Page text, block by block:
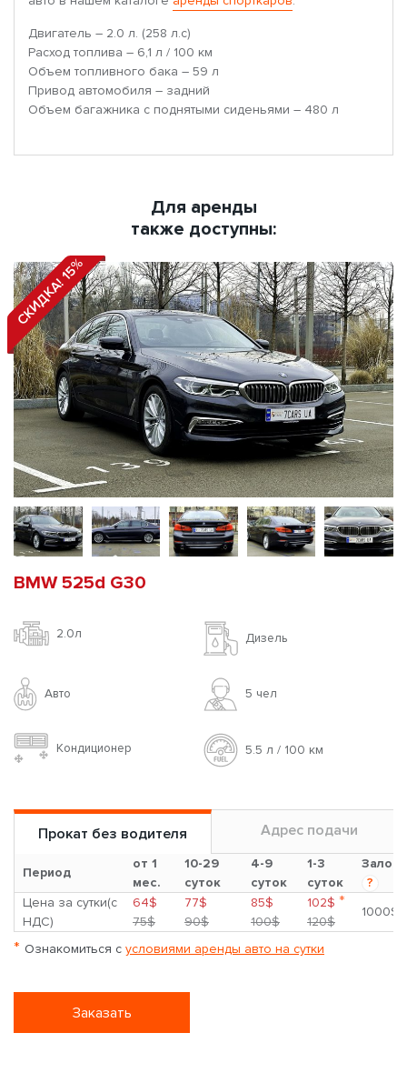
Двигатель – 2.0 л. (258 л.с)
Расход топлива – 6,1 л / 100 км
Объем топливного бака – 59 л
Привод автомобиля – задний
Объем багажника с поднятыми сиденьями – 480 л
Для аренды
также доступны:
СКИДКА! 15%
BMW 525d G30
2.0л Дизель
Авто 5 чел
Кондиционер 5.5 л / 100 км
Прокат без водителя Адрес подачи
Период
от 1
мес.
10-29
суток
4-9
суток
1-3
суток
Залог
?
Цена за сутки(с
НДС)
64$
75$
77$
90$
85$
100$
102$ *
120$
1000$
* Ознакомиться с условиями аренды авто на сутки
Заказать